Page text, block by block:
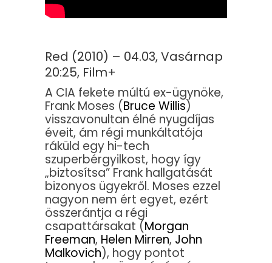
Red (2010) – 04.03, Vasárnap
20:25, Film+
A CIA fekete múltú ex-ügynöke,
Frank Moses (Bruce Willis)
visszavonultan élné nyugdíjas
éveit, ám régi munkáltatója
ráküld egy hi-tech
szuperbérgyilkost, hogy így
„biztosítsa” Frank hallgatását
bizonyos ügyekről. Moses ezzel
nagyon nem ért egyet, ezért
összerántja a régi
csapattársakat (Morgan
Freeman, Helen Mirren, John
Malkovich), hogy pontot